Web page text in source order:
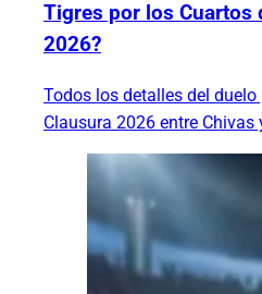
Tigres por los Cuartos
2026?
Todos los detalles del
Clausura 2026 entre Chivas